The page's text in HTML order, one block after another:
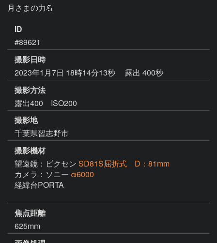
月さまの力💪
ID
#89621
撮影日時
2023年1月7日 18時14分13秒
露出 400秒
撮影方法
露出400 ISO200
撮影地
千葉県習志野市
撮影機材
望遠鏡：ビクセン SD81S屈折式 D：81mm
カメラ：ソニー α6000
経緯台PORTA
焦点距離
625mm